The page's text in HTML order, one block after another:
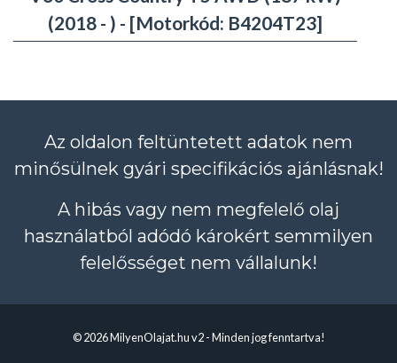
(2018 - ) - [Motorkód: B4204T23]
Az oldalon feltüntetett adatok nem
minősülnek gyári specifikációs ajánlásnak!
A hibás vagy nem megfelelő olaj
használatból adódó károkért semmilyen
felelősséget nem vállalunk!
© 2026 MilyenOlajat.hu v2 - Minden jog fenntartva!